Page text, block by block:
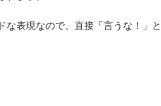
な表現なので、直接「言うな！」